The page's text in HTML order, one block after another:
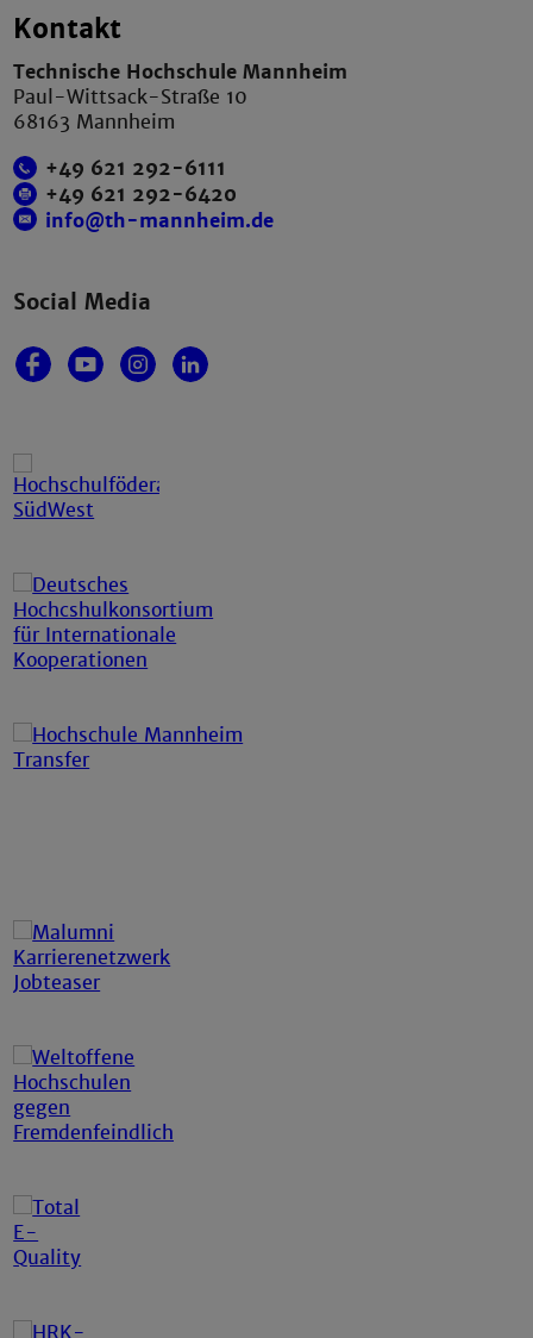
Kontakt
Technische Hochschule Mannheim
Paul-Wittsack-Straße 10
68163 Mannheim
+49 621 292-6111
+49 621 292-6420
info@th-mannheim.de
Social Media